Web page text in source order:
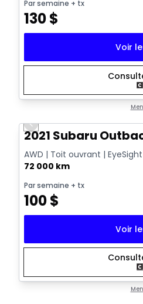
Par semaine + tx
130$
Voir
Previous slide
2021 Subaru
AWD | Toit ouvrant |
72 000 km
Par semaine + tx
100$
Voir